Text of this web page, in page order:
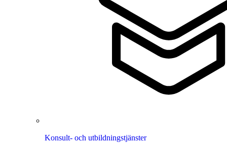
Konsult- och utbildningstjänster